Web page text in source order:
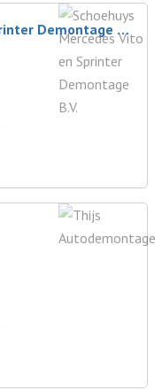
Schoehuys Mercedes Vito en Sprinter Demontage B.V.